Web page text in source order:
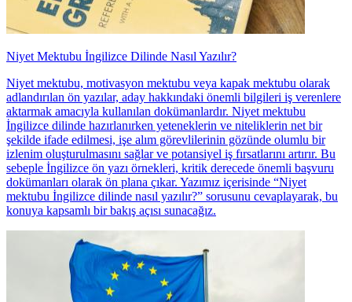
Niyet Mektubu İngilizce Dilinde Nasıl Yazılır?
Niyet mektubu, motivasyon mektubu veya kapak mektubu olarak
adlandırılan ön yazılar, aday hakkındaki önemli bilgileri iş verenlere
aktarmak amacıyla kullanılan dokümanlardır. Niyet mektubu
İngilizce dilinde hazırlanırken yeteneklerin ve niteliklerin net bir
şekilde ifade edilmesi, işe alım görevlilerinin gözünde olumlu bir
izlenim oluşturulmasını sağlar ve potansiyel iş fırsatlarını artırır. Bu
sebeple İngilizce ön yazı örnekleri, kritik derecede önemli başvuru
dokümanları olarak ön plana çıkar. Yazımız içerisinde “Niyet
mektubu İngilizce dilinde nasıl yazılır?” sorusunu cevaplayarak, bu
konuya kapsamlı bir bakış açısı sunacağız.